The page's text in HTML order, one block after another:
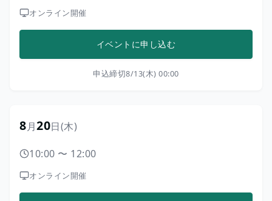
オンライン開催
イベントに申し込む
申込締切8/13(木) 00:00
8月20日(木)
10:00 〜 12:00
オンライン開催